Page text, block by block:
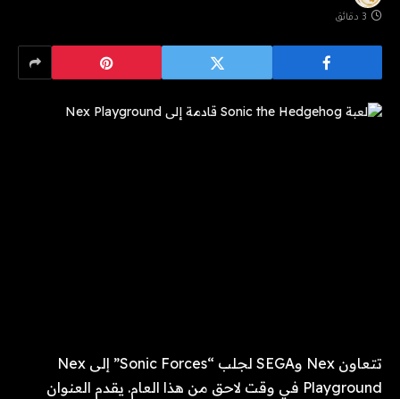
3 دقائق
تتعاون Nex وSEGA لجلب “Sonic Forces” إلى Nex
Playground في وقت لاحق من هذا العام. يقدم العنوان